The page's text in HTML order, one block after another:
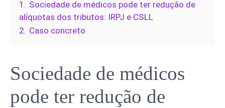
1. Sociedade de médicos pode ter redução de
alíquotas dos tributos: IRPJ e CSLL
2. Caso concreto
Sociedade de médicos
pode ter redução de